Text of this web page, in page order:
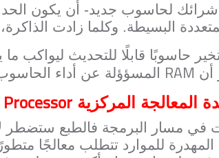
شرائك لحاسوب جديد- أن يكون الحد
البسيطة. وكلما زادت
حاسوبًا قابلًا للتحديث ليواكب
أن RAM المسؤؤلة عن أداء
المعالجة المركزية Processor
في مسار البرمجة فالطبع ستضطر
المهدرة للموارد تتطلب معالجًا